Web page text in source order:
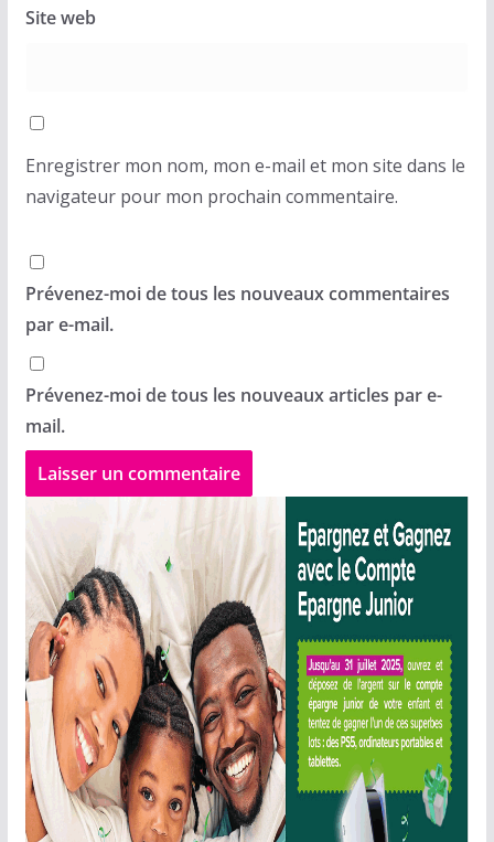
Site web
Enregistrer mon nom, mon e-mail et mon site dans le
navigateur pour mon prochain commentaire.
Prévenez-moi de tous les nouveaux commentaires
par e-mail.
Prévenez-moi de tous les nouveaux articles par e-
mail.